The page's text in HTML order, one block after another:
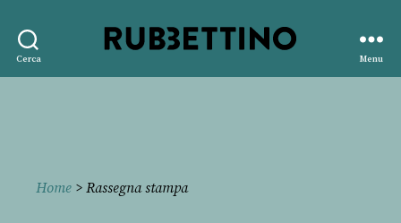
Cerca
editore
Menu
Home > Rassegna stampa